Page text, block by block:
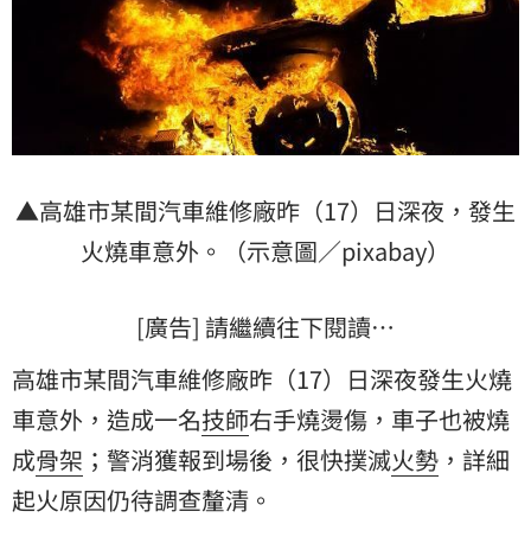
▲高雄市某間汽車維修廠昨（17）日深夜，發生
火燒車意外。（示意圖／pixabay）
[廣告] 請繼續往下閱讀…
高雄市某間汽車維修廠昨（17）日深夜發生火燒
車意外，造成一名技師右手燒燙傷，車子也被燒
成骨架 ；警消獲報到場後，很快撲滅火勢 ，詳細
起火原因仍待調查釐清。